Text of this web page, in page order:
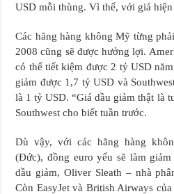
USD mỗi thùng. Vì thế, với giá
Các hãng hàng không Mỹ từng
2008 cũng sẽ được hưởng lợi.
có thể tiết kiệm được 2 tỷ USD
giảm được 1,7 tỷ USD và
là 1 tỷ USD. “Giá dầu giảm thật là
Southwest cho biết tuần trước.
Dù vậy, với các hãng hàng
(Đức), đồng euro yếu sẽ làm
dầu giảm, Oliver Sleath – nhà
Còn EasyJet và British Airways